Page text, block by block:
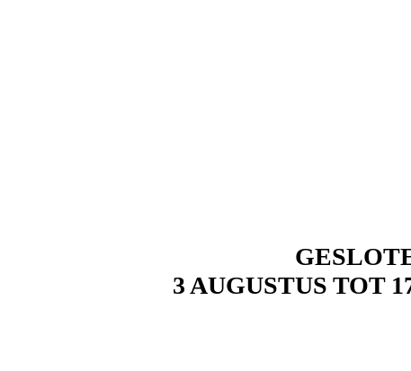
3 AUGUSTUS TOT